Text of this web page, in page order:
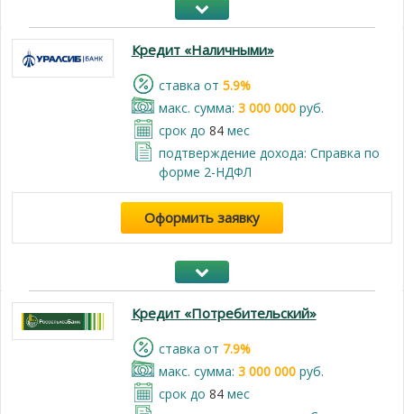
Кредит «Наличными»
cтавка от 5.9%
макс. сумма: 3 000 000руб.
срок до 84мес
подтверждение дохода: Справка по
форме 2-НДФЛ
Оформить заявку
Кредит «Потребительский»
cтавка от 7.9%
макс. сумма: 3 000 000руб.
срок до 84мес